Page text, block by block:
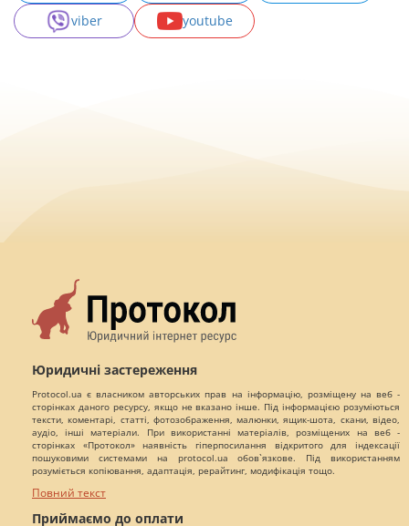
viber
youtube
Юридичні застереження
Protocol.ua є власником авторських прав на інформацію, розміщену на веб -
сторінках даного ресурсу, якщо не вказано інше. Під інформацією розуміються
тексти, коментарі, статті, фотозображення, малюнки, ящик-шота, скани, відео,
аудіо, інші матеріали. При використанні матеріалів, розміщених на веб -
сторінках «Протокол» наявність гіперпосилання відкритого для індексації
пошуковими системами на protocol.ua обов`язкове. Під використанням
розуміється копіювання, адаптація, рерайтинг, модифікація тощо.
Повний текст
Приймаємо до оплати